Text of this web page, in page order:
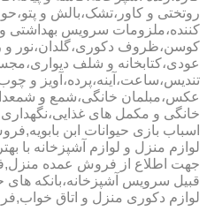
روتختی و کاور،تشک،بالش و
کننده،ملزومات سرویس بهداشتی
کوسن،ظروف دکوری،گلدان،نور و
عودی،کتابخانه و شلف
تندیس،ساعت،آینه،پرده،آویز و
عکس،مبلمان خانگی،شمع و
خانگی و مکمل های
اسباب بازی حیوانات ابن
لوازم منزل و لوازم آشپزخانه با
جهت اطلاع از فروش عمده
قبیل سرویس آشپزخانه،بانکه های
لوازم دکوری منزل و اتاق